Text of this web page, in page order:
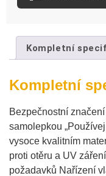
Kompletní
Kompletní
Bezpečnostní
samolepkou
vysoce kvalitním
proti otěru a UV
požadavků Nařízení